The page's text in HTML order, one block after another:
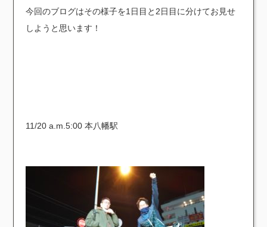
今回のブログはその様子を1日目と2日目に分けてお見せ
しようと思います！
11/20 a.m.5:00 本八幡駅